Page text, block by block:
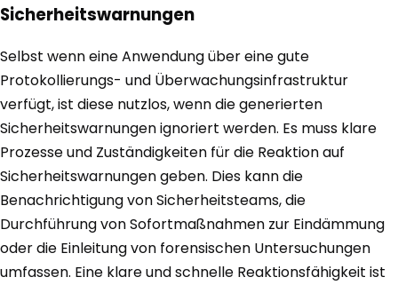
Sicherheitswarnungen
Selbst wenn eine Anwendung über eine gute
Protokollierungs- und Überwachungsinfrastruktur
verfügt, ist diese nutzlos, wenn die generierten
Sicherheitswarnungen ignoriert werden. Es muss klare
Prozesse und Zuständigkeiten für die Reaktion auf
Sicherheitswarnungen geben. Dies kann die
Benachrichtigung von Sicherheitsteams, die
Durchführung von Sofortmaßnahmen zur Eindämmung
oder die Einleitung von forensischen Untersuchungen
umfassen. Eine klare und schnelle Reaktionsfähigkeit ist